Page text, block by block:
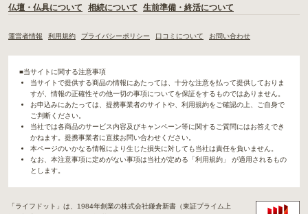
仏壇・仏具について
相続について 生前準備・終活について
運営者情報 利用規約 プライバシーポリシー 口コミについて お問い合わせ
■当サイトに関する注意事項
当サイトで提供する商品の情報にあたっては、十分な注意を払って提供しておりま
すが、情報の正確性その他一切の事項についてを保証をするものではありません。
お申込みにあたっては、提携事業者のサイトや、利用規約をご確認の上、ご自身で
ご判断ください。
当社では各商品のサービス内容及びキャンペーン等に関するご質問にはお答えでき
かねます。提携事業者に直接お問い合わせください。
本ページのいかなる情報により生じた損失に対しても当社は責任を負いません。
なお、本注意事項に定めがない事項は当社が定める「利用規約」 が適用されるもの
とします。
「ライフドット」は、1984年創業の株式会社鎌倉新書（東証プライム上